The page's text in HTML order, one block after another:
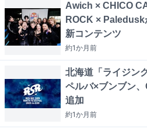
Awich × CHICO
ROCK × Paledusk
新コンテンツ
約1か月前
北海道「ライジン
ペルバ×ブンブン
追加
約1か月前